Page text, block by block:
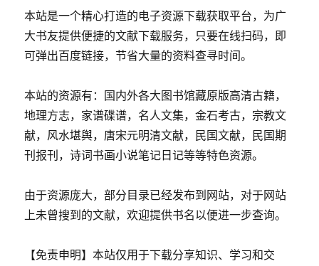
本站是一个精心打造的电子资源下载获取平台，为广
大书友提供便捷的文献下载服务，只要在线扫码，即
可弹出百度链接，节省大量的资料查寻时间。
本站的资源有：国内外各大图书馆藏原版高清古籍，
地理方志，家谱碟谱，名人文集，金石考古，宗教文
献，风水堪舆，唐宋元明清文献，民国文献，民国期
刊报刊，诗词书画小说笔记日记等等特色资源。
由于资源庞大，部分目录已经发布到网站，对于网站
上未曾搜到的文献，欢迎提供书名以便进一步查询。
【免责申明】本站仅用于下载分享知识、学习和交